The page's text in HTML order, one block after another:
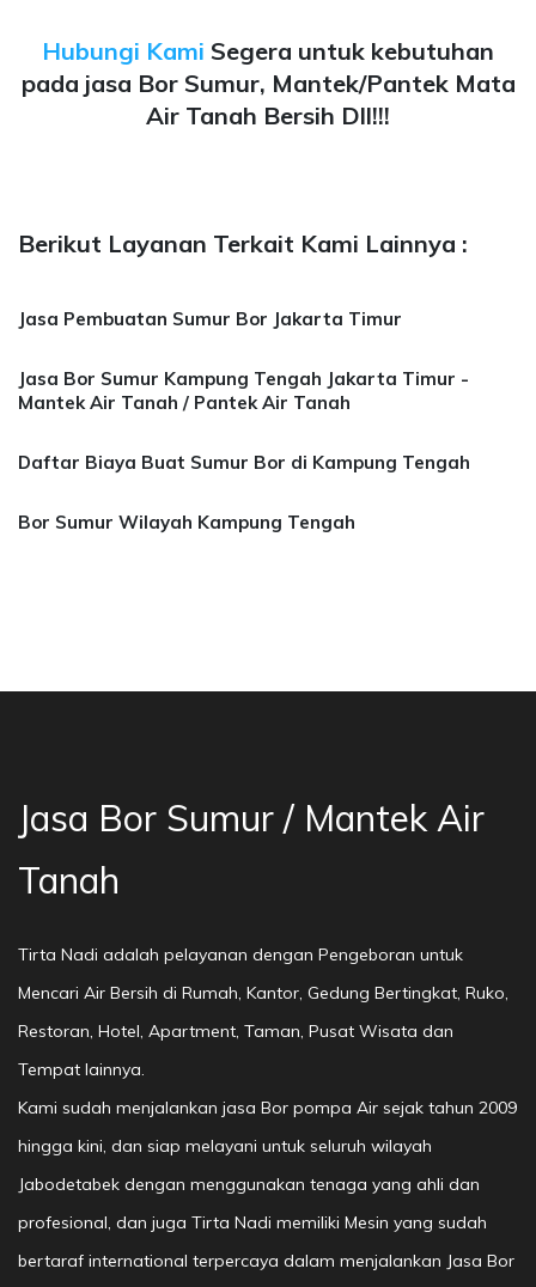
Hubungi Kami Segera untuk kebutuhan
pada jasa Bor Sumur, Mantek/Pantek Mata
Air Tanah Bersih Dll!!!
Berikut Layanan Terkait Kami Lainnya :
Jasa Pembuatan Sumur Bor Jakarta Timur
Jasa Bor Sumur Kampung Tengah Jakarta Timur -
Mantek Air Tanah / Pantek Air Tanah
Daftar Biaya Buat Sumur Bor di Kampung Tengah
Bor Sumur Wilayah Kampung Tengah
Jasa Bor Sumur / Mantek Air
Tanah
Tirta Nadi adalah pelayanan dengan Pengeboran untuk
Mencari Air Bersih di Rumah, Kantor, Gedung Bertingkat, Ruko,
Restoran, Hotel, Apartment, Taman, Pusat Wisata dan
Tempat lainnya.
Kami sudah menjalankan jasa Bor pompa Air sejak tahun 2009
hingga kini, dan siap melayani untuk seluruh wilayah
Jabodetabek dengan menggunakan tenaga yang ahli dan
profesional, dan juga Tirta Nadi memiliki Mesin yang sudah
bertaraf international terpercaya dalam menjalankan Jasa Bor